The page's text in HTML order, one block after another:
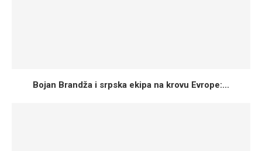
Bojan Brandža i srpska ekipa na krovu Evrope:...